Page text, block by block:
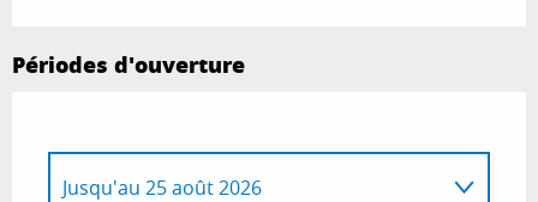
Périodes d'ouverture
Jusqu'au 25 août 2026